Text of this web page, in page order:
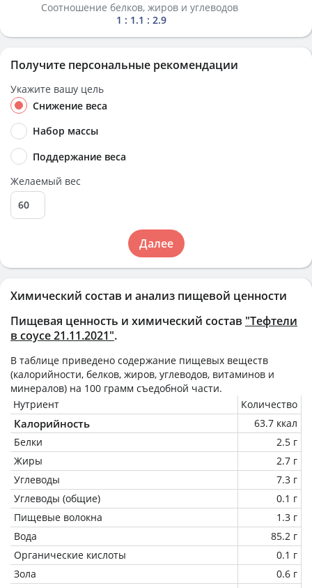
Химический состав и анализ пищевой ценности
Пищевая ценность и химический состав "Тефтели
в соусе 21.11.2021".
В таблице приведено содержание пищевых веществ
(калорийности, белков, жиров, углеводов, витаминов и
минералов) на 100 грамм съедобной части.
Нутриент
Количество
Калорийность
63.7 ккал
Белки
2.5 г
Жиры
2.7 г
Углеводы
7.3 г
Углеводы (общие)
0.1 г
Пищевые волокна
1.3 г
Вода
85.2 г
Органические кислоты
0.1 г
Зола
0.6 г
Соотношение белков, жиров и углеводов
1 : 1.1 : 2.9
Получите персональные рекомендации
Укажите вашу цель
Снижение веса
Набор массы
Поддержание веса
Желаемый вес
Далее